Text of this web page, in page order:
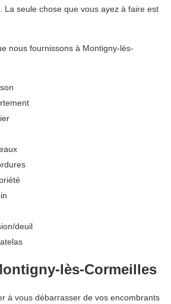
La seule chose que vous ayez à faire est
nous fournissons à Montigny-lès-
deuil
lès-Cormeilles
à vous débarrasser de vos encombrants